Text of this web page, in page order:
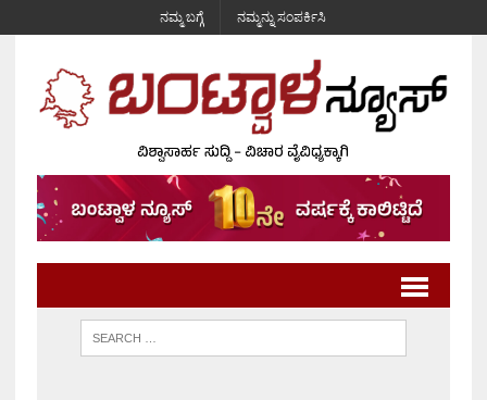
ನಮ್ಮ ಬಗ್ಗೆ ನಮ್ಮನ್ನು ಸಂಪರ್ಕಿಸಿ